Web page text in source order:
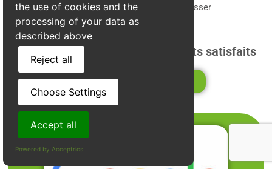
service professionnel et fiable pour se débarrasser
définitivement des guêpes et frelons.
Plus de 440 avis certifiés de clients satisfaits
Voir la fiche d'établisement
the use of cookies and the
processing of your data as
described above
Reject all
Choose Settings
Accept all
Powered by Acceptrics